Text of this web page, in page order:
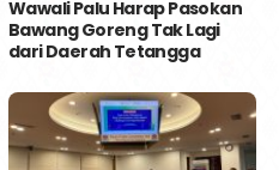
Wawali Palu Harap Pasokan
Bawang Goreng Tak Lagi
dari Daerah Tetangga